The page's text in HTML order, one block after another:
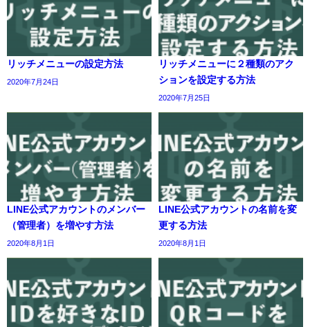
リッチメニューの設定方法
2020年7月24日
リッチメニューに２種類のアク
ションを設定する方法
2020年7月25日
LINE公式アカウントのメンバー
（管理者）を増やす方法
2020年8月1日
LINE公式アカウントの名前を変
更する方法
2020年8月1日